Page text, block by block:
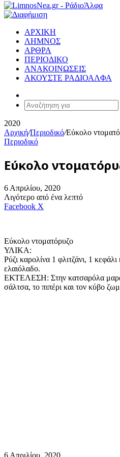
ΑΡΧΙΚΗ
ΛΗΜΝΟΣ
ΑΡΘΡΑ
ΠΕΡΙΟΔΙΚΟ
ΑΝΑΚΟΙΝΩΣΕΙΣ
ΑΚΟΥΣΤΕ ΡΑΔΙΟΑΛΦΑ
Article
2020
Αρχική/Περιοδικό/Εύκολο
Περιοδικό
Εύκολο
6 Απριλίου, 2020
Λιγότερο από ένα λεπτό
Facebook X
Εύκολο ντοματόρυζο
ΥΛΙΚΑ:
Ρύζι καρολίνα 1 φλιτζάνι, 1
ελαιόλαδο.
ΕΚΤΕΛΕΣΗ: Στην κατσαρόλα
σάλτσα, το πιπέρι και τον κύβο
6 Απριλίου, 2020